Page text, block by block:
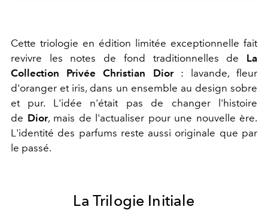
Cette triologie en édition limitée exceptionnelle fait
revivre les notes de fond traditionnelles de
La
Collection Privée Christian Dior
: lavande, fleur
d'oranger et iris, dans un ensemble au design sobre
et pur. L'idée n'était pas de changer l'histoire
de Dior, mais de l'actualiser pour une nouvelle ère.
L'identité des parfums reste aussi originale que par
le passé.
La Trilogie Initiale